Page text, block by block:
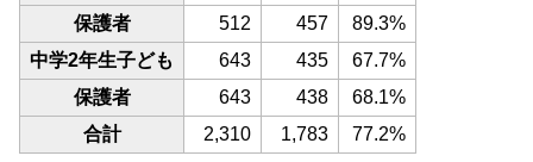
保護者
512 457
89.3%
中学2年生子ども
643 435
67.7%
保護者
643 438
68.1%
合計
2,310 1,783 77.2%